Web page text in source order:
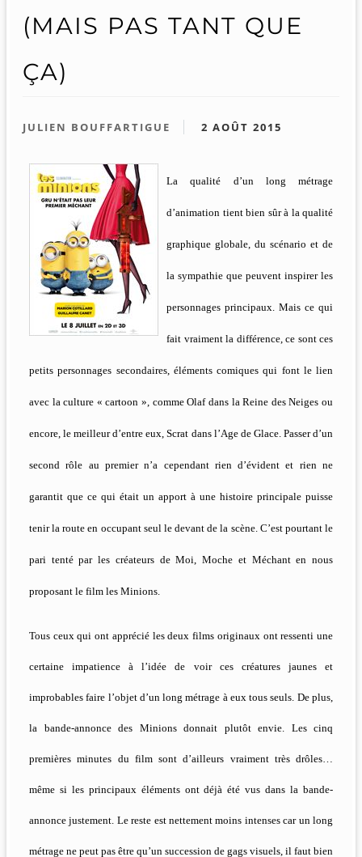
(MAIS PAS TANT QUE
ÇA)
JULIEN BOUFFARTIGUE 2 AOÛT 2015
La qualité d’un long métrage
d’animation tient bien sûr à la qualité
graphique globale, du scénario et de
la sympathie que peuvent inspirer les
personnages principaux. Mais ce qui
fait vraiment la différence, ce sont ces
petits personnages secondaires, éléments comiques qui font le lien
avec la culture « cartoon », comme Olaf dans la Reine des Neiges ou
encore, le meilleur d’entre eux, Scrat dans l’Age de Glace. Passer d’un
second rôle au premier n’a cependant rien d’évident et rien ne
garantit que ce qui était un apport à une histoire principale puisse
tenir la route en occupant seul le devant de la scène. C’est pourtant le
pari tenté par les créateurs de Moi, Moche et Méchant en nous
proposant le film les Minions.
Tous ceux qui ont apprécié les deux films originaux ont ressenti une
certaine impatience à l’idée de voir ces créatures jaunes et
improbables faire l’objet d’un long métrage à eux tous seuls. De plus,
la bande-annonce des Minions donnait plutôt envie. Les cinq
premières minutes du film sont d’ailleurs vraiment très drôles…
même si les principaux éléments ont déjà été vus dans la bande-
annonce justement. Le reste est nettement moins intenses car un long
métrage ne peut pas être qu’un succession de gags visuels, il faut bien